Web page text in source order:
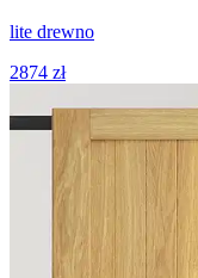
lite drewno
2874 zł